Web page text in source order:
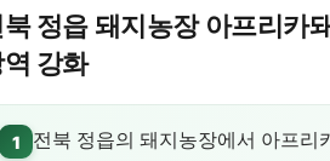
정읍 돼지농장 아프리카
강화
1
전북 정읍의 돼지농장에서 아프리